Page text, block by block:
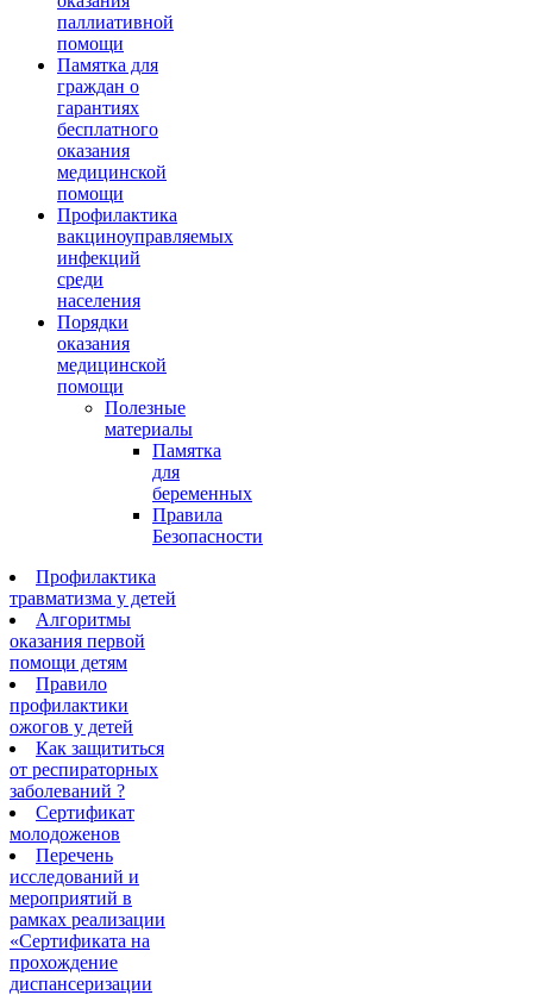
паллиативной
помощи
Памятка для
граждан о
гарантиях
бесплатного
оказания
медицинской
помощи
Профилактика
вакциноуправляемых
инфекций
среди
населения
Порядки
оказания
медицинской
помощи
Полезные
материалы
Памятка
для
беременных
Правила
Безопасности
Профилактика
травматизма у детей
Алгоритмы
оказания первой
помощи детям
Правило
профилактики
ожогов у детей
Как защититься
от респираторных
заболеваний ?
Сертификат
молодоженов
Перечень
исследований и
мероприятий в
рамках реализации
«Сертификата на
прохождение
диспансеризации